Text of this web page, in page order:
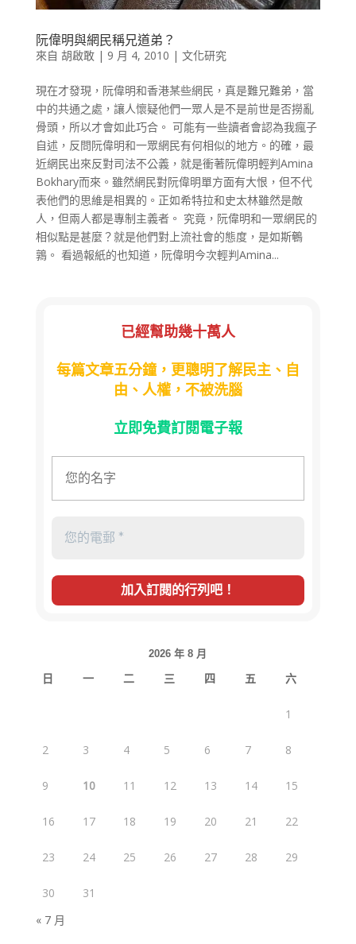
阮偉明與網民稱兄道弟？
來自 胡啟敢| 9 月 4, 2010 | 文化研究
現在才發現，阮偉明和香港某些網民，真是難兄難弟，當
中的共通之處，讓人懷疑他們一眾人是不是前世是否撈亂
骨頭，所以才會如此巧合。 可能有一些讀者會認為我瘋子
自述，反問阮偉明和一眾網民有何相似的地方。的確，最
近網民出來反對司法不公義，就是衝著阮偉明輕判Amina
Bokhary而來。雖然網民對阮偉明單方面有大恨，但不代
表他們的思維是相異的。正如希特拉和史太林雖然是敵
人，但兩人都是專制主義者。 究竟，阮偉明和一眾網民的
相似點是甚麼？就是他們對上流社會的態度，是如斯鵪
鶉。 看過報紙的也知道，阮偉明今次輕判Amina...
已經幫助幾十萬人
每篇文章五分鐘，更聰明了解民主、自
由、人權，不被洗腦
立即免費訂閱電子報
2026 年 8 月
日 一 二 三 四 五 六
1
2 3 4 5 6 7 8
9 10 11 12 13 14 15
16 17 18 19 20 21 22
23 24 25 26 27 28 29
30
31
« 7 月